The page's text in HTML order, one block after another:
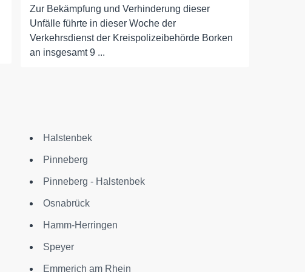
Zur Bekämpfung und Verhinderung dieser
Unfälle führte in dieser Woche der
Verkehrsdienst der Kreispolizeibehörde Borken
an insgesamt 9 ...
Halstenbek
Pinneberg
Pinneberg - Halstenbek
Osnabrück
Hamm-Herringen
Speyer
Emmerich am Rhein